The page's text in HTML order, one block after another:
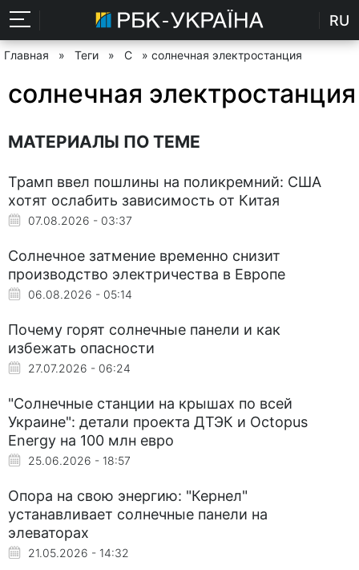
RU
Главная » Теги » С » солнечная электростанция
солнечная электростанция
МАТЕРИАЛЫ ПО ТЕМЕ
Трамп ввел пошлины на поликремний: США
хотят ослабить зависимость от Китая
07.08.2026 - 03:37
Солнечное затмение временно снизит
производство электричества в Европе
06.08.2026 - 05:14
Почему горят солнечные панели и как
избежать опасности
27.07.2026 - 06:24
"Солнечные станции на крышах по всей
Украине": детали проекта ДТЭК и Octopus
Energy на 100 млн евро
25.06.2026 - 18:57
Опора на свою энергию: "Кернел"
устанавливает солнечные панели на
элеваторах
21.05.2026 - 14:32